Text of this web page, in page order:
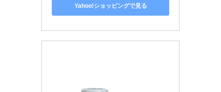
Yahoo!ショッピングで見る